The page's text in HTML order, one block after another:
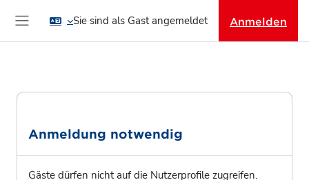
Sie sind als Gast angemeldet Anmelden
Anmeldung notwendig
Gäste dürfen nicht auf die Nutzerprofile zugreifen.